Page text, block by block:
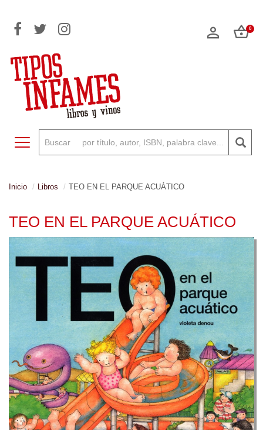
0
Toggle navigation
Inicio Libros TEO EN EL PARQUE ACUÁTICO
TEO EN EL PARQUE ACUÁTICO